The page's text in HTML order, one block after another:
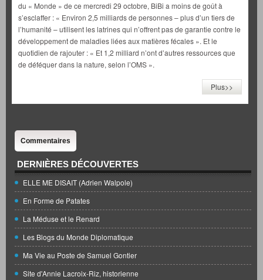
du « Monde » de ce mercredi 29 octobre, BiBi a moins de goût à
s’esclaffer : « Environ 2,5 milliards de personnes – plus d’un tiers de
l’humanité – utilisent les latrines qui n’offrent pas de garantie contre le
développement de maladies liées aux matières fécales ». Et le
quotidien de rajouter : « Et 1,2 milliard n’ont d’autres ressources que
de déféquer dans la nature, selon l’OMS ».
Plus>>
Commentaires
DERNIÈRES DÉCOUVERTES
ELLE ME DISAIT (Adrien Walpole)
En Forme de Patates
La Méduse et le Renard
Les Blogs du Monde Diplomatique
Ma Vie au Poste de Samuel Gontier
Site d'Annie Lacroix-Riz, historienne